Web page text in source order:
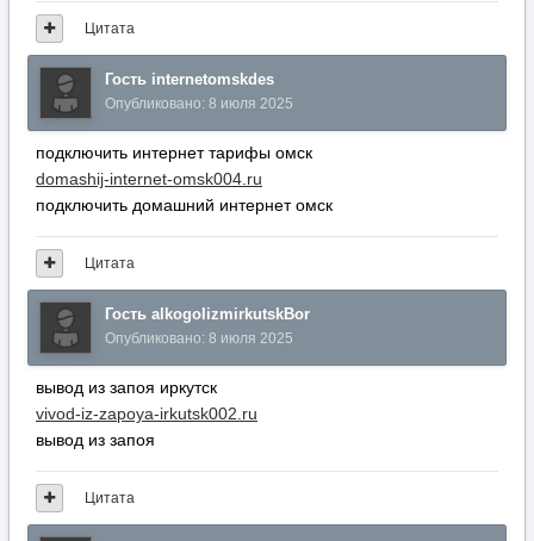
Цитата
Гость internetomskdes
Опубликовано: 8 июля 2025
подключить интернет тарифы омск
domashij-internet-omsk004.ru
подключить домашний интернет омск
Цитата
Гость alkogolizmirkutskBor
Опубликовано: 8 июля 2025
вывод из запоя иркутск
vivod-iz-zapoya-irkutsk002.ru
вывод из запоя
Цитата